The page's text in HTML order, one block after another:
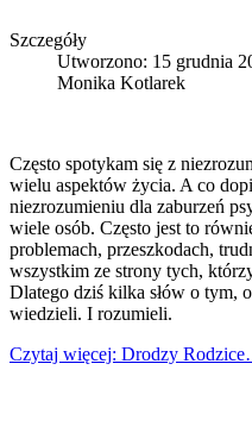
Szczegóły
Utworzono: 15 grudnia
Monika Kotlarek
Często spotykam się z
wielu aspektów życia. A co
niezrozumieniu dla zaburzeń
wiele osób. Często jest to
problemach, przeszkodach,
wszystkim ze strony tych,
Dlatego dziś kilka słów o tym,
wiedzieli. I rozumieli.
Czytaj więcej: Drodzy